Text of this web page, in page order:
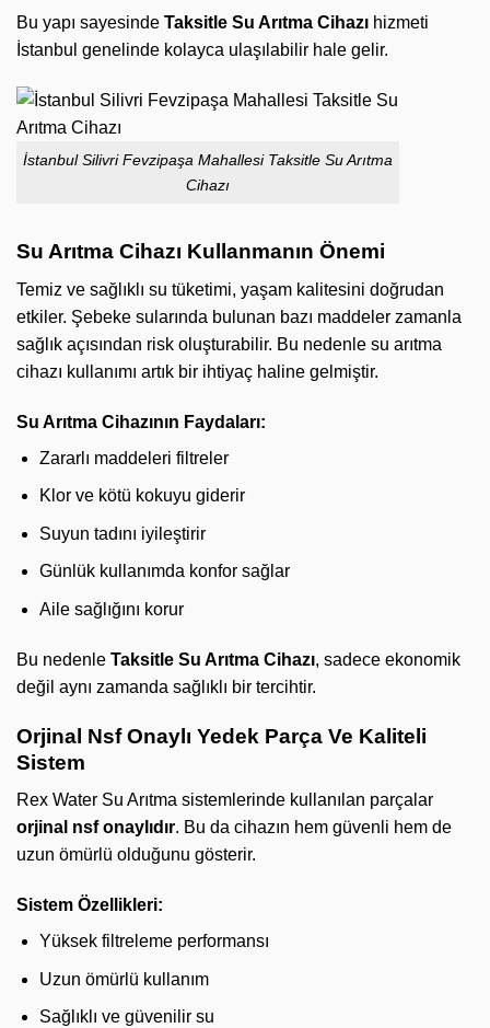
Bu yapı sayesinde Taksitle Su Arıtma Cihazı hizmeti
İstanbul genelinde kolayca ulaşılabilir hale gelir.
İstanbul Silivri Fevzipaşa Mahallesi Taksitle Su Arıtma
Cihazı
Su Arıtma Cihazı Kullanmanın Önemi
Temiz ve sağlıklı su tüketimi, yaşam kalitesini doğrudan
etkiler. Şebeke sularında bulunan bazı maddeler zamanla
sağlık açısından risk oluşturabilir. Bu nedenle su arıtma
cihazı kullanımı artık bir ihtiyaç haline gelmiştir.
Su Arıtma Cihazının Faydaları:
Zararlı maddeleri filtreler
Klor ve kötü kokuyu giderir
Suyun tadını iyileştirir
Günlük kullanımda konfor sağlar
Aile sağlığını korur
Bu nedenle Taksitle Su Arıtma Cihazı, sadece ekonomik
değil aynı zamanda sağlıklı bir tercihtir.
Orjinal Nsf Onaylı Yedek Parça Ve Kaliteli
Sistem
Rex Water Su Arıtma sistemlerinde kullanılan parçalar
orjinal nsf onaylıdır. Bu da cihazın hem güvenli hem de
uzun ömürlü olduğunu gösterir.
Sistem Özellikleri:
Yüksek filtreleme performansı
Uzun ömürlü kullanım
Sağlıklı ve güvenilir su